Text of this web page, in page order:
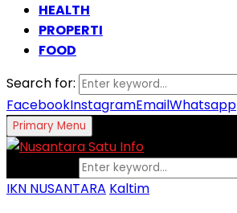
HEALTH
PROPERTI
FOOD
Search for:
FacebookInstagramEmailWhatsapp
Primary Menu
IKN NUSANTARA Kaltim